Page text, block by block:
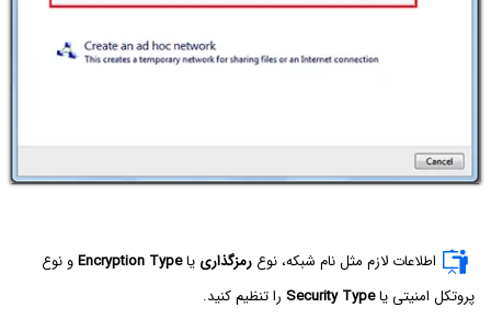
اطلاعات لازم مثل نام شبکه، نوع رمزگذاری یاEncryption Typeو نوع
پروتکل امنیتی یاSecurity Type را تنظیم کنید.